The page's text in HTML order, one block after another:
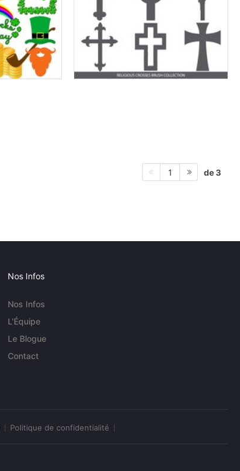
1 de 3
Nos Infos
Nos Infos
L'Équipe
Le Blogue
Contact
Politique de confidentialité